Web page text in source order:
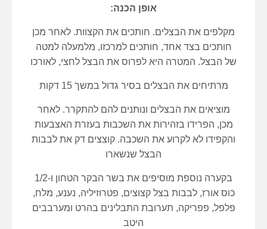
אופן הכנה:
מקלפים את הבצלים. חותכים את הקצוות. לאחר מכן
חותכים בצד אחד, חותכים למרכזו, מלמעלה למטה
של הבצל. המטרה היא לפרוס את הבצל לחצי, לאורכו
מרתיחים את הבצלים בסיר גדול במשך 15 דקות
מוציאים את הבצלים ונותנים להם להתקרר. לאחר
מכן, הפרידו בזהירות את השכבות בעזרת האצבעות
והקפידו לא לקרוע את השכבה. קוצצים דק את לבבות
הבצל שנשארו
בקערה נוספת מוסיפים את בשר הבקר הטחון ו-1/2
כוס אורז, לבבות בצל קצוצים, פטרוזיליה, נענע, מלח,
פלפל, פפריקה, תערובת התבלינים בהרט ומערבבים
היטב